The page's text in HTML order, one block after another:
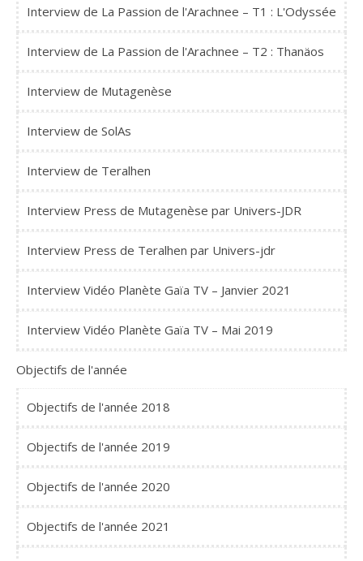
Interview de La Passion de l'Arachnee – T1 : L'Odyssée
Interview de La Passion de l'Arachnee – T2 : Thanäos
Interview de Mutagenèse
Interview de SolAs
Interview de Teralhen
Interview Press de Mutagenèse par Univers-JDR
Interview Press de Teralhen par Univers-jdr
Interview Vidéo Planète Gaïa TV – Janvier 2021
Interview Vidéo Planète Gaïa TV – Mai 2019
Objectifs de l'année
Objectifs de l'année 2018
Objectifs de l'année 2019
Objectifs de l'année 2020
Objectifs de l'année 2021